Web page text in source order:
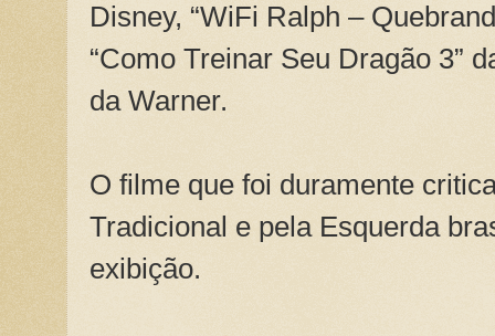
Disney, “WiFi Ralph –
“Como Treinar Seu Dragão 3”
da Warner.
O filme que foi duramente
Tradicional e pela Esquerda
exibição.